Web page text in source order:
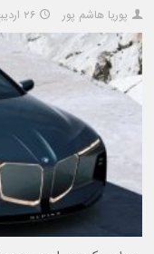
پوریا هاشم پور ۲۶ اردیبهشت ۱۴۰۵ ساعت ۱۱:۱۹